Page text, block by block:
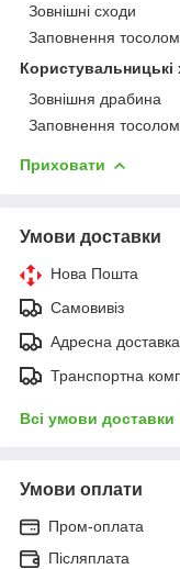
Зовнішні сходи
Заповнення
Користувальницькі
Зовнішня драбина
Заповнення
Приховати
Умови доставки
Нова Пошта
Самовивіз
Адресна доставка
Транспортна
Всі умови доставки
Умови оплати
Пром-оплата
Післяплата